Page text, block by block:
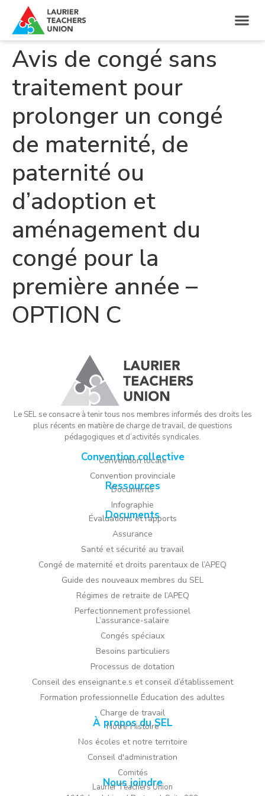
Avis de congé sans
traitement pour
prolonger un congé
de maternité, de
paternité ou
d’adoption et
aménagement du
congé pour la
première année –
OPTION C
Le SEL se consacre à tenir tous nos membres informés des droits les
plus récents en matière de charge de travail, de questions
pédagogiques et d’activités syndicales.
Convention collective
Convention locale
Convention provinciale
Ressources
Documents
Infographie
Documents
Évaluations et rapports
Assurance
Santé et sécurité au travail
Congé de maternité et droits parentaux de l’APEQ
Guide des nouveaux membres du SEL
Régimes de retraite de l’APEQ
Perfectionnement professionel
L’assurance-salaire
Congés spéciaux
Besoins particuliers
Processus de dotation
Conseil des enseignant.e.s et conseil d’établissement
Formation professionnelle Éducation des adultes
Charge de travail
À propos du SEL
Notre Histoire
Nos écoles et notre territoire
Conseil d'administration
Comités
Nous joindre
Laurier Teachers Union